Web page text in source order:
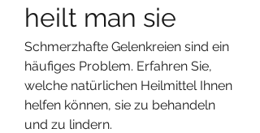
heilt man sie
Schmerzhafte Gelenkreien sind ein
häufiges Problem. Erfahren Sie,
welche natürlichen Heilmittel Ihnen
helfen können, sie zu behandeln
und zu lindern.